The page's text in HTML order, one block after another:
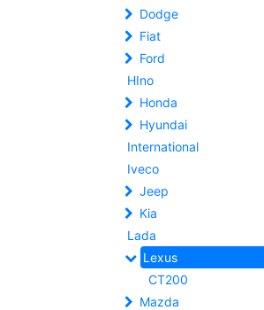
Dodge
Fiat
Ford
HIno
Honda
Hyundai
International
Iveco
Jeep
Kia
Lada
Lexus
CT200
Mazda